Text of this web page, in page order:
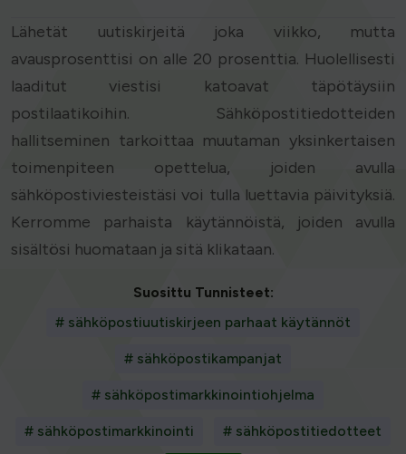
Lähetät uutiskirjeitä joka viikko, mutta
avausprosenttisi on alle 20 prosenttia. Huolellisesti
laaditut viestisi katoavat täpötäysiin
postilaatikoihin. Sähköpostitiedotteiden
hallitseminen tarkoittaa muutaman yksinkertaisen
toimenpiteen opettelua, joiden avulla
sähköpostiviesteistäsi voi tulla luettavia päivityksiä.
Kerromme parhaista käytännöistä, joiden avulla
sisältösi huomataan ja sitä klikataan.
Suosittu Tunnisteet:
# sähköpostiuutiskirjeen parhaat käytännöt
# sähköpostikampanjat
# sähköpostimarkkinointiohjelma
# sähköpostimarkkinointi
# sähköpostitiedotteet